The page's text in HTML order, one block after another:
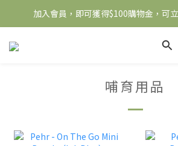
全館滿2000免運
加入會員，即可獲得$100購物金，可立
哺育用品